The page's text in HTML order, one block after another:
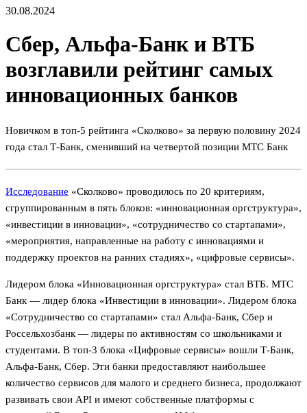
30.08.2024
Сбер, Альфа-Банк и ВТБ
возглавили рейтинг самых
инновационных банков
Новичком в топ-5 рейтинга «Сколково» за первую половину 2024
года стал Т-Банк, сменивший на четвертой позиции МТС Банк
Исследование «Сколково» проводилось по 20 критериям,
сгруппированным в пять блоков: «инновационная оргструктура»,
«инвестиции в инновации», «сотрудничество со стартапами»,
«мероприятия, направленные на работу с инновациями и
поддержку проектов на ранних стадиях», «цифровые сервисы».
Лидером блока «Инновационная оргструктура» стал ВТБ. МТС
Банк — лидер блока «Инвестиции в инновации». Лидером блока
«Сотрудничество со стартапами» стал Альфа-Банк, Сбер и
Россельхозбанк — лидеры по активностям со школьниками и
студентами. В топ-3 блока «Цифровые сервисы» вошли Т-Банк,
Альфа-Банк, Сбер. Эти банки предоставляют наибольшее
количество сервисов для малого и среднего бизнеса, продолжают
развивать свои API и имеют собственные платформы с